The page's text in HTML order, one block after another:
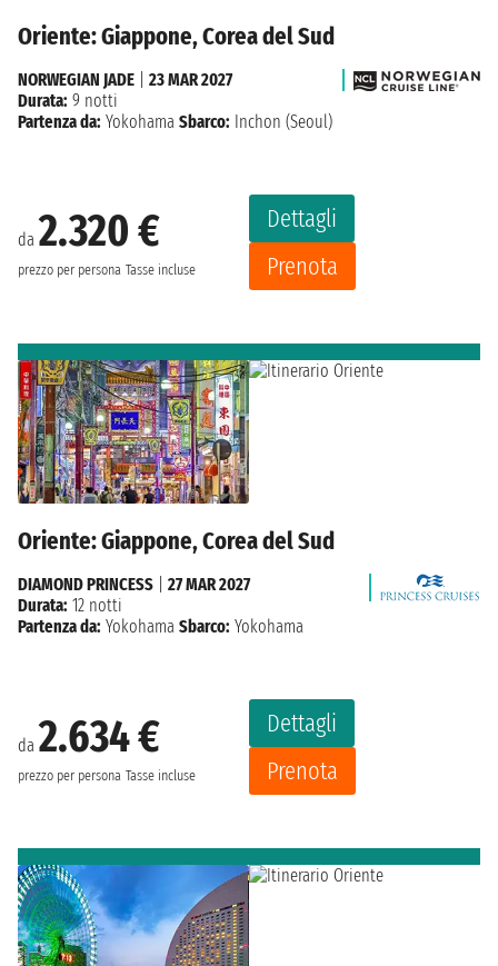
Oriente: Giappone, Corea del Sud
da 2.320 €
prezzo per persona Tasse incluse
Dettagli
Prenota
NORWEGIAN JADE
23 MAR 2027
Durata: 9 notti
Partenza da: Yokohama Sbarco: Inchon (Seoul)
Oriente: Giappone, Corea del Sud
da 2.634 €
prezzo per persona Tasse incluse
Dettagli
Prenota
DIAMOND PRINCESS
27 MAR 2027
Durata: 12 notti
Partenza da: Yokohama Sbarco: Yokohama